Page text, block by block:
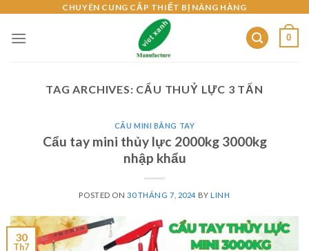
content
CHUYÊN CUNG CẤP THIẾT BỊ NÂNG HÀNG
0
TAG ARCHIVES: CẨU THUỶ LỰC 3 TẤN
CẨU MINI BẰNG TAY
Cẩu tay mini thủy lực 2000kg 3000kg
nhập khẩu
POSTED ON30 THÁNG 7, 2024 BYLINH
30
Th7